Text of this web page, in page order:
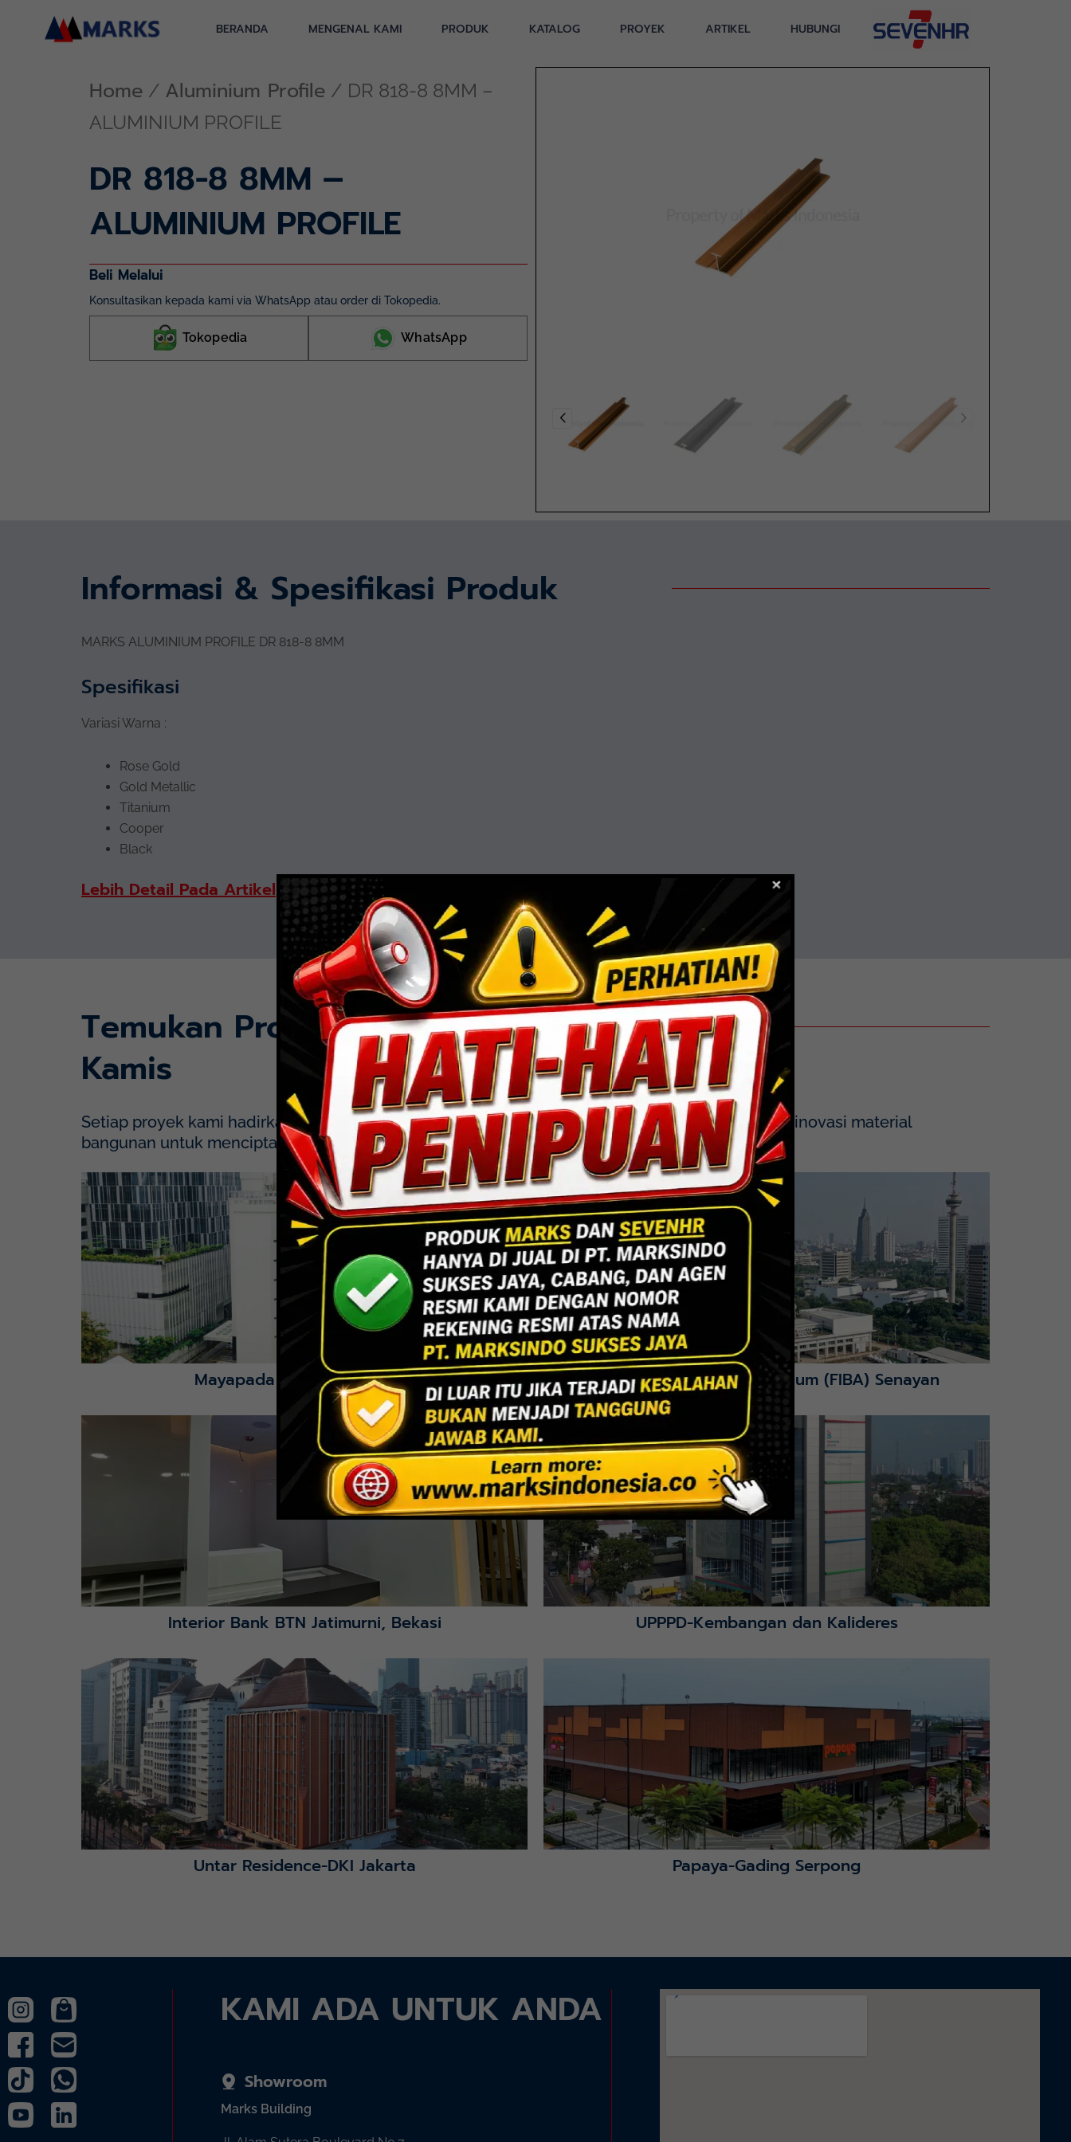
BERANDA MENGENAL KAMI PRODUK KATALOG PROYEK ARTIKEL HUBUNGI
Home / Aluminium Profile / DR 818-8 8MM –
ALUMINIUM PROFILE
DR 818-8 8MM –
ALUMINIUM PROFILE
Beli Melalui
Konsultasikan kepada kami via WhatsApp atau order di Tokopedia.
Tokopedia WhatsApp
Informasi & Spesifikasi Produk
MARKS ALUMINIUM PROFILE DR 818-8 8MM
Spesifikasi
Variasi Warna :
Rose Gold
Gold Metallic
Titanium
Cooper
Black
Lebih Detail Pada Artikel
Temukan Proyek
Kamis
Setiap proyek kami hadirkan dengan presisi, efisiensi, dan sentuhan estetika. Mengintegrasikan inovasi material
bangunan untuk menciptakan solusi yang fungsional dan berdaya tahan tinggi.
Mayapada Hospital Kuningan (MHKN), Kuningan, Jakarta Selatan.
Lihat Detail Proyek
Mayapada Kuningan Jakarta
Lihat Detail Proyek
Indoor Multifunction Stadium (FIBA) Senayan
Interior Bank BTN Jatimurni, Bekasi UPPPD-Kembangan dan Kalideres
Lihat Detail Proyek
Untar Residence-DKI Jakarta
Lihat Detail Proyek
Papaya-Gading Serpong
KAMI ADA UNTUK ANDA
Showroom
Marks Building